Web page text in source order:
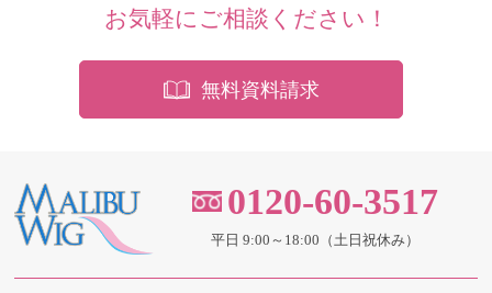
お気軽にご相談ください！
無料資料請求
0120-60-3517
平日 9:00～18:00（土日祝休み）